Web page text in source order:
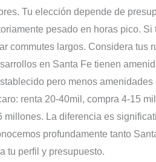
Tu elección depende de
pesado en horas pico.
commutes largos. Considera tus
en Santa Fe tienen
pero menos
renta 20-40mil, compra 4-15
La diferencia es
profundamente tanto
tu perfil y presupuesto.